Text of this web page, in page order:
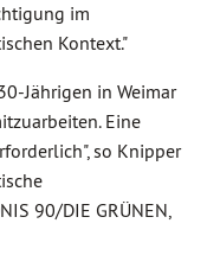
im
Kontext."
Jährigen in Weimar
Eine
so Knipper
90/DIE GRÜNEN,